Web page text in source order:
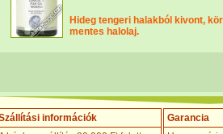
Hideg tengeri halakból kivont,
mentes halolaj.
információk
Garancia